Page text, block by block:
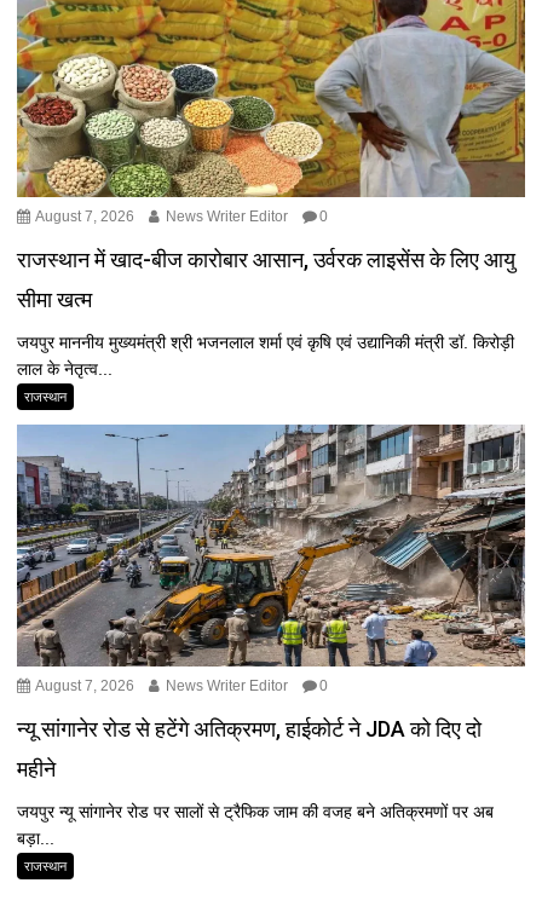
August 7, 2026 News Writer Editor 0
राजस्थान में खाद-बीज कारोबार आसान, उर्वरक लाइसेंस के लिए आयु
सीमा खत्म
जयपुर माननीय मुख्यमंत्री श्री भजनलाल शर्मा एवं कृषि एवं उद्यानिकी मंत्री डॉ. किरोड़ी
लाल के नेतृत्व...
राजस्थान
August 7, 2026 News Writer Editor 0
न्यू सांगानेर रोड से हटेंगे अतिक्रमण, हाईकोर्ट ने JDA को दिए दो
महीने
जयपुर न्यू सांगानेर रोड पर सालों से ट्रैफिक जाम की वजह बने अतिक्रमणों पर अब
बड़ा...
राजस्थान